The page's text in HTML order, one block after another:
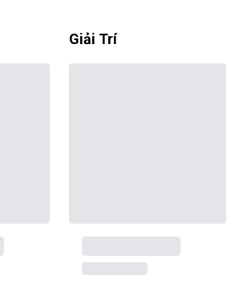
Giải Trí